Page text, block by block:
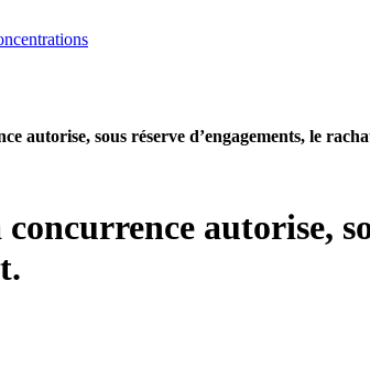
autorise, sous réserve d’engagements, le
autorise,